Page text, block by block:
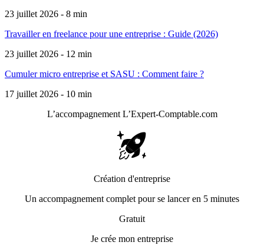
23 juillet 2026 - 8 min
Travailler en freelance pour une entreprise : Guide (2026)
23 juillet 2026 - 12 min
Cumuler micro entreprise et SASU : Comment faire ?
17 juillet 2026 - 10 min
L’accompagnement L’Expert-Comptable.com
Création d'entreprise
Un accompagnement complet pour se lancer en 5 minutes
Gratuit
Je crée mon entreprise